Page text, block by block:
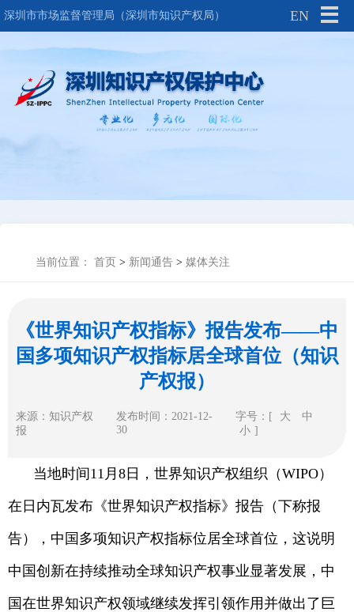
深圳市市场监督管理局（深圳市知识产权局） EN
当前位置： 首页 > 新闻通告 > 媒体关注
《世界知识产权指标》报告发布——中
国多项知识产权指标居全球首位（知识
产权报）
来源：知识产权
报
发布时间：2021-12-
30
字号：[ 大
中
小 ]
当地时间11月8日，世界知识产权组织（WIPO）
在日内瓦发布《世界知识产权指标》报告（下称报
告），中国多项知识产权指标位居全球首位，这说明
中国创新在持续推动全球知识产权事业显著发展，中
国在世界知识产权领域继续发挥引领作用并做出了巨